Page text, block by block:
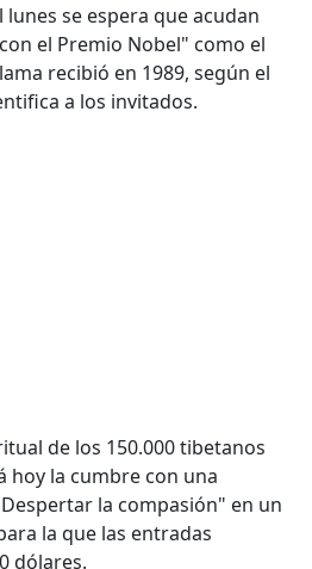
se espera que acudan
el Premio Nobel" como el
recibió en 1989, según el
a los invitados.
de los 150.000 tibetanos
hoy la cumbre con una
la compasión" en un
la que las entradas
dólares.